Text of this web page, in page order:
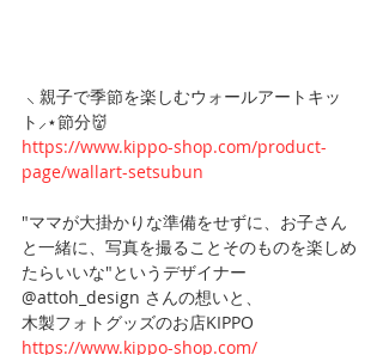
ト⸝⋆節分👹
https://www.kippo-shop.com/product-
page/wallart-setsubun
"ママが大掛かりな準備をせずに、お子さん
と一緒に、写真を撮ることそのものを楽しめ
たらいいな"というデザイナー
@attoh_design さんの想いと、
木製フォトグッズのお店KIPPO
https://www.kippo-shop.com/